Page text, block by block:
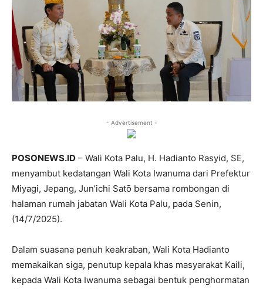
- Advertisement -
POSONEWS.ID – Wali Kota Palu, H. Hadianto Rasyid, SE,
menyambut kedatangan Wali Kota Iwanuma dari Prefektur
Miyagi, Jepang, Jun’ichi Satō bersama rombongan di
halaman rumah jabatan Wali Kota Palu, pada Senin,
(14/7/2025).
Dalam suasana penuh keakraban, Wali Kota Hadianto
memakaikan siga, penutup kepala khas masyarakat Kaili,
kepada Wali Kota Iwanuma sebagai bentuk penghormatan